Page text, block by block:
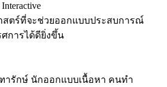
าสตร์ที่จะช่วยออกแบบประสบการณ์
การได้ดียิ่งขึ้น
แบบนิทรรศการ